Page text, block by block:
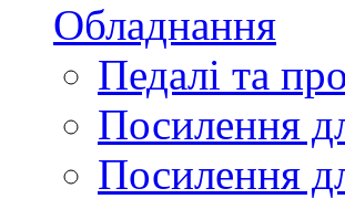
Обладнання
Педалі та
Посилення
Посилення